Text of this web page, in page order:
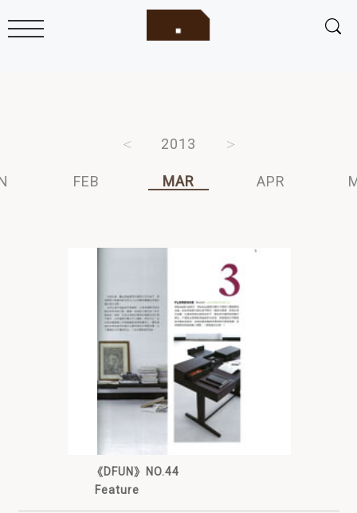
2013
FEB MAR APR
《DFUN》NO.44
Feature